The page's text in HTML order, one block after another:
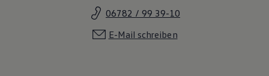
06782 / 99 39-10
E-Mail schreiben